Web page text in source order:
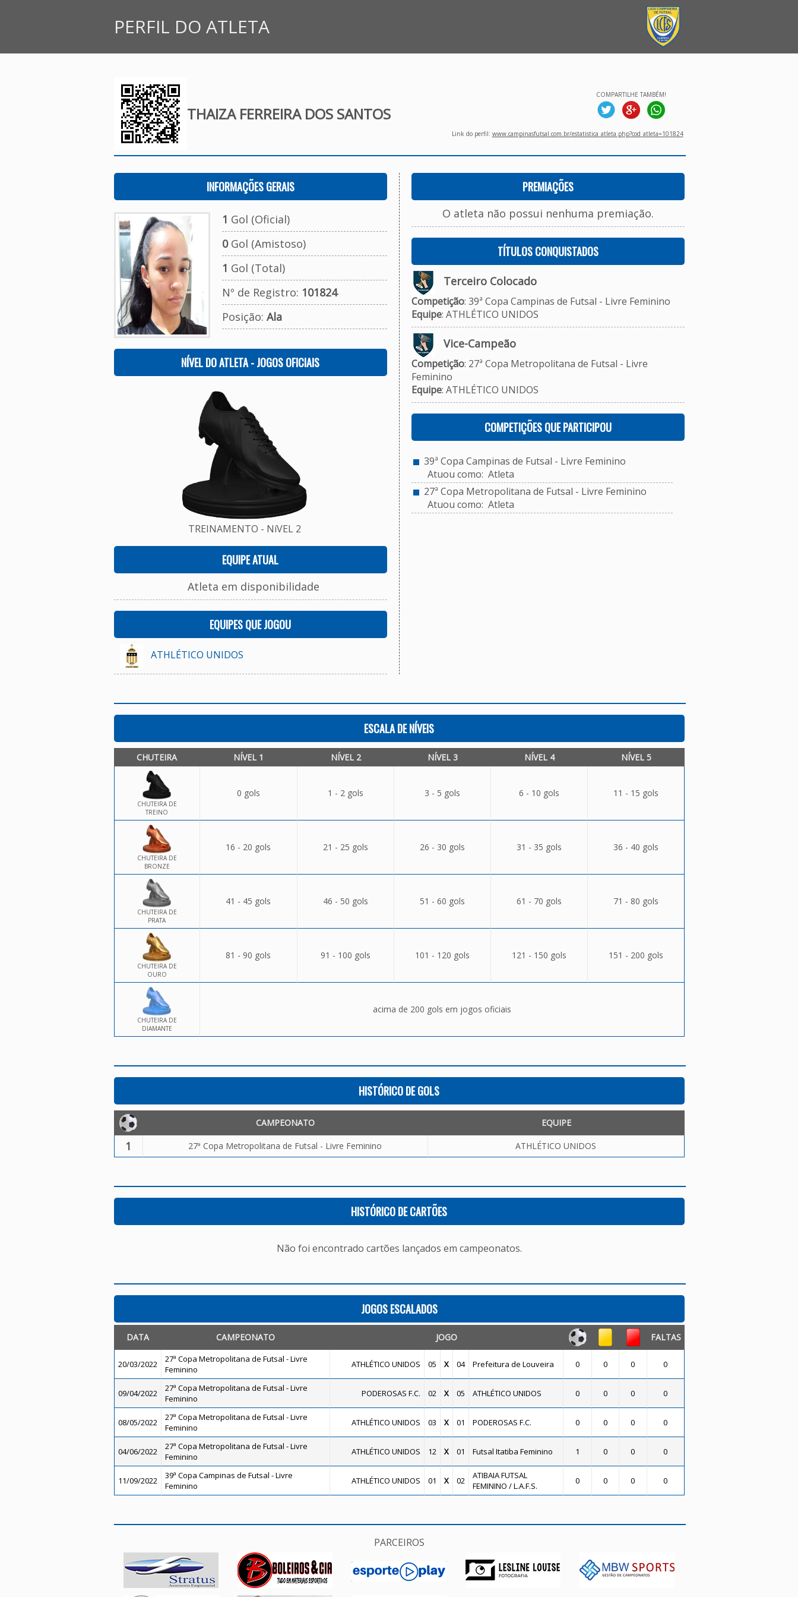
PERFIL DO ATLETA
THAIZA FERREIRA DOS SANTOS
COMPARTILHE TAMBÉM!
Link do perfil: www.campinasfutsal.com.br/estatistica_atleta.php?cod_atleta=101824
INFORMAÇÕES GERAIS
1 Gol (Oficial)
0Gol (Amistoso)
1 Gol (Total)
Nº de Registro: 101824
Posição: Ala
NÍVEL DO ATLETA - JOGOS OFICIAIS
TREINAMENTO - NíVEL 2
EQUIPE ATUAL
Atleta em disponibilidade
EQUIPES QUE JOGOU
ATHLÉTICO UNIDOS
PREMIAÇÕES
O atleta não possui nenhuma premiação.
TÍTULOS CONQUISTADOS
Terceiro Colocado
Competição: 39ª Copa Campinas de Futsal - Livre Feminino
Equipe: ATHLÉTICO UNIDOS
Vice-Campeão
Competição: 27ª Copa Metropolitana de Futsal - Livre
Feminino
Equipe: ATHLÉTICO UNIDOS
COMPETIÇÕES QUE PARTICIPOU
39ª Copa Campinas de Futsal - Livre Feminino
Atuou como: Atleta
27ª Copa Metropolitana de Futsal - Livre Feminino
Atuou como: Atleta
ESCALA DE NÍVEIS
CHUTEIRA NÍVEL 1 NÍVEL 2 NÍVEL 3 NÍVEL 4 NÍVEL 5
CHUTEIRA DE
TREINO
0 gols 1 - 2 gols 3 - 5 gols 6 - 10 gols 11 - 15 gols
CHUTEIRA DE
BRONZE
16 - 20 gols 21 - 25 gols 26 - 30 gols 31 - 35 gols 36 - 40 gols
CHUTEIRA DE
PRATA
41 - 45 gols 46 - 50 gols 51 - 60 gols 61 - 70 gols 71 - 80 gols
CHUTEIRA DE
OURO
81 - 90 gols 91 - 100 gols 101 - 120 gols 121 - 150 gols 151 - 200 gols
CHUTEIRA DE
DIAMANTE
acima de 200 gols em jogos oficiais
HISTÓRICO DE GOLS
CAMPEONATO EQUIPE
1 27ª Copa Metropolitana de Futsal - Livre Feminino ATHLÉTICO UNIDOS
HISTÓRICO DE CARTÕES
Não foi encontrado cartões lançados em campeonatos.
JOGOS ESCALADOS
DATA CAMPEONATO JOGO FALTAS
20/03/2022
27ª Copa Metropolitana de Futsal - Livre
Feminino
ATHLÉTICO UNIDOS 05 X 04 Prefeitura de Louveira 0 0 0 0
09/04/2022
27ª Copa Metropolitana de Futsal - Livre
Feminino
PODEROSAS F.C. 02 X 05 ATHLÉTICO UNIDOS 0 0 0 0
08/05/2022
27ª Copa Metropolitana de Futsal - Livre
Feminino
ATHLÉTICO UNIDOS 03 X 01 PODEROSAS F.C. 0 0 0 0
04/06/2022
27ª Copa Metropolitana de Futsal - Livre
Feminino
ATHLÉTICO UNIDOS 12 X 01 Futsal Itatiba Feminino 1 0 0 0
11/09/2022
39ª Copa Campinas de Futsal - Livre
Feminino
ATHLÉTICO UNIDOS 01 X 02
ATIBAIA FUTSAL
FEMININO / L.A.F.S.
0 0 0 0
PARCEIROS